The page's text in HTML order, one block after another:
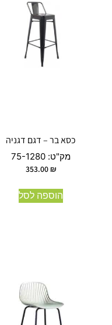
כסא בר – דגם דגניה
מק"ט: 75-1280
353.00₪
הוספה לסל